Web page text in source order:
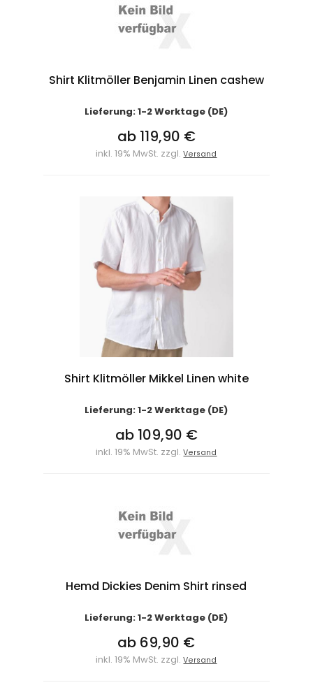
Shirt Klitmöller Benjamin Linen cashew
Lieferung: 1-2 Werktage (DE)
ab 119,90 €
inkl. 19% MwSt. zzgl.Versand
Shirt Klitmöller Mikkel Linen white
Lieferung: 1-2 Werktage (DE)
ab 109,90 €
inkl. 19% MwSt. zzgl.Versand
Hemd Dickies Denim Shirt rinsed
Lieferung: 1-2 Werktage (DE)
ab 69,90 €
inkl. 19% MwSt. zzgl.Versand